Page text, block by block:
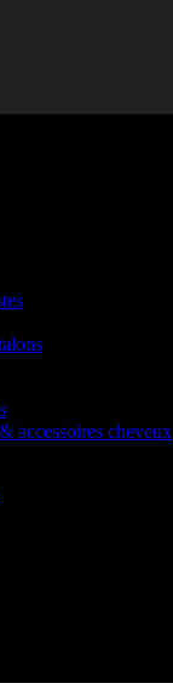
accessoires cheveux